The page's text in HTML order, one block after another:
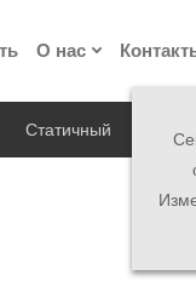
О нас
о компании
Сделано в
Статичный iSeries